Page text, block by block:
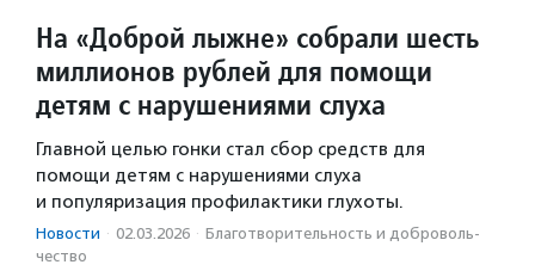
На «Доброй лыжне» собрали шесть
миллионов рублей для помощи
детям с нарушениями слуха
Главной целью гонки стал сбор средств для
помощи детям с нарушениями слуха
и популяризация профилактики глухоты.
Новости · 02.03.2026 · Благотвори­тель­ность и доброволь­
чест­во